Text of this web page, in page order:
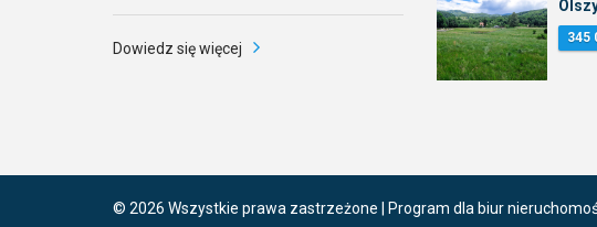
Dowiedz się więcej
345
© 2026 Wszystkie prawa zastrzeżone | Program dla biur